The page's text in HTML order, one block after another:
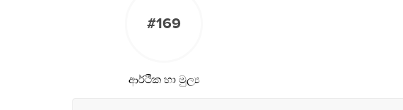
#169
ආර්ථික හා මුල්‍ය